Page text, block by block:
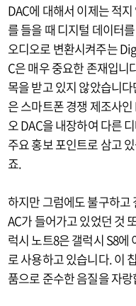
DAC에 대해서 이제는 적
를 들을 때 디지털 데이터
오디오로 변환시켜주는
C은 매우 중요한 존재입니
목을 받고 있지 않았습니
은 스마트폰 경쟁 제조사
오 DAC을 내장하여 다른
주요 홍보 포인트로 삼고
죠.
하지만 그럼에도 불구하고
AC가 들어가고 있었던 것
럭시 노트8은 갤럭시 S8에
로 사용하고 있습니다. 이
품으로 준수한 음질을 자